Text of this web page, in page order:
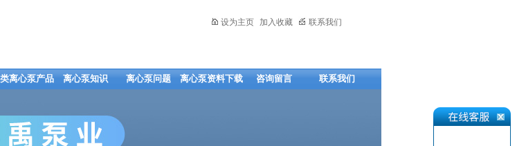
设为主页 加入收藏 联系我们
离心泵产品 离心泵知识 离心泵问题 离心泵资料下载 咨询留言 联系我们